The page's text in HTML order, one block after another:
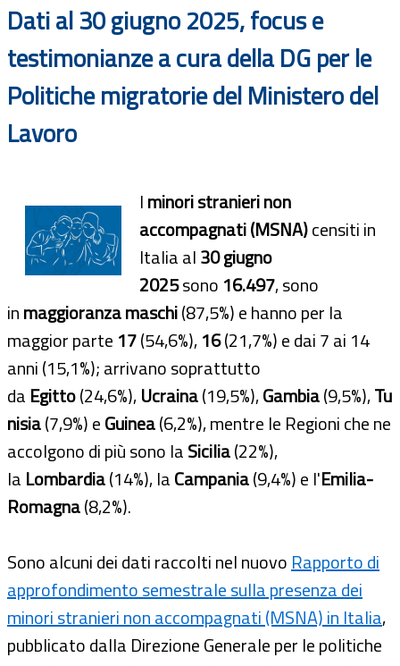
Dati al 30 giugno 2025, focus e
testimonianze a cura della DG per le
Politiche migratorie del Ministero del
Lavoro
Iminori stranieri non
accompagnati (MSNA)censiti in
Italia al30 giugno
2025sono 16.497, sono
inmaggioranza maschi(87,5%) e hanno per la
maggior parte 17(54,6%),16(21,7%) e dai 7 ai 14
anni (15,1%); arrivano soprattutto
da Egitto(24,6%),Ucraina(19,5%),Gambia(9,5%),Tu
nisia(7,9%) eGuinea(6,2%), mentre le Regioni che ne
accolgono di più sono laSicilia(22%),
la Lombardia(14%), laCampania(9,4%) e l'Emilia-
Romagna(8,2%).
Sono alcuni dei dati raccolti nel nuovo Rapporto di
approfondimento semestrale sulla presenza dei
minori stranieri non accompagnati (MSNA) in Italia,
pubblicato dalla Direzione Generale per le politiche